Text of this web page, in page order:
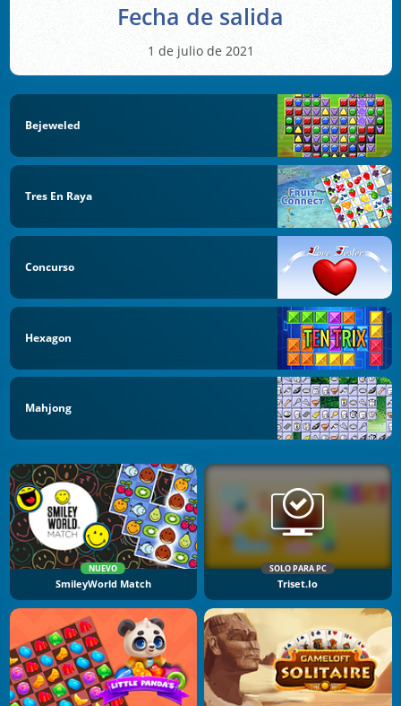
Fecha de salida
1 de julio de 2021
Bejeweled
Tres En Raya
Concurso
Hexagon
Mahjong
NUEVO
SmileyWorld Match
SOLO PARA PC
Triset.io